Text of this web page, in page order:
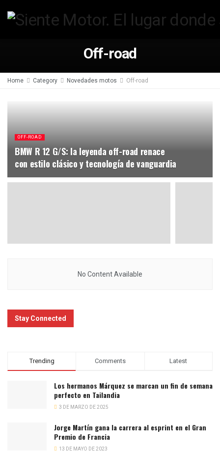
Off-road
Home Category Novedades motos Off-road
OFF-ROAD
BMW R 12 G/S: la leyenda off-road renace
con estilo clásico y tecnología de vanguardia
No Content Available
Stay Connected
Trending Comments Latest
Los hermanos Márquez se marcan un fin de semana
perfecto en Tailandia
3 DE MARZO DE 2025
Jorge Martín gana la carrera al esprint en el Gran
Premio de Francia
13 DE MAYO DE 2023